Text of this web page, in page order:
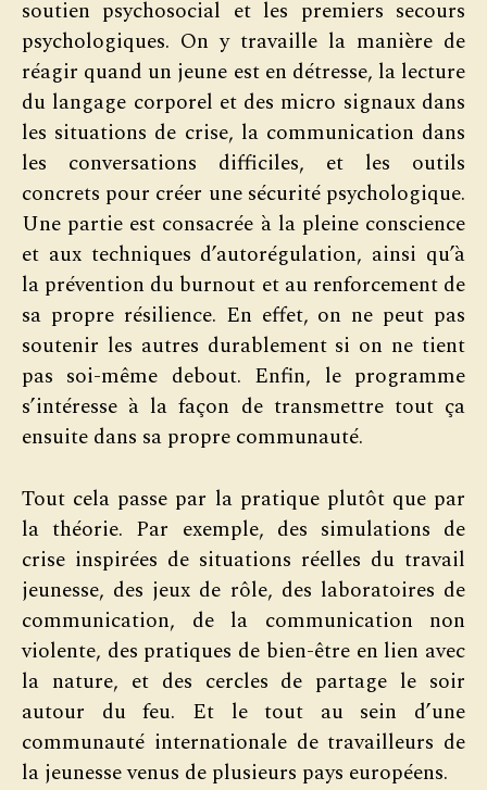
soutien psychosocial et les premiers secours
psychologiques. On y travaille la manière de
réagir quand un jeune est en détresse, la lecture
du langage corporel et des micro signaux dans
les situations de crise, la communication dans
les conversations difficiles, et les outils
concrets pour créer une sécurité psychologique.
Une partie est consacrée à la pleine conscience
et aux techniques d’autorégulation, ainsi qu’à
la prévention du burnout et au renforcement de
sa propre résilience. En effet, on ne peut pas
soutenir les autres durablement si on ne tient
pas soi-même debout. Enfin, le programme
s’intéresse à la façon de transmettre tout ça
ensuite dans sa propre communauté.
Tout cela passe par la pratique plutôt que par
la théorie. Par exemple, des simulations de
crise inspirées de situations réelles du travail
jeunesse, des jeux de rôle, des laboratoires de
communication, de la communication non
violente, des pratiques de bien-être en lien avec
la nature, et des cercles de partage le soir
autour du feu. Et le tout au sein d’une
communauté internationale de travailleurs de
la jeunesse venus de plusieurs pays européens.